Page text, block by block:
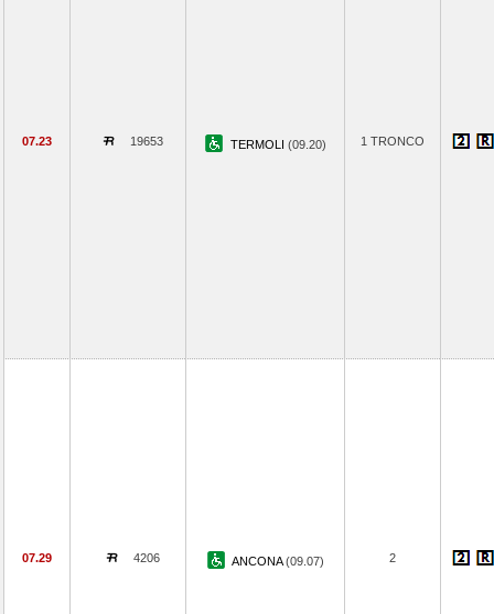
07.23 19653 TERMOLI (09.20) 1 TRONCO
07.29 4206 ANCONA(09.07) 2